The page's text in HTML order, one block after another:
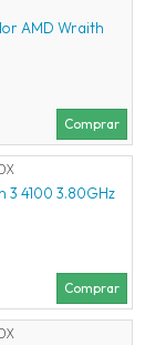
AMD Wraith
Comprar
3 4100 3.80GHz
Comprar